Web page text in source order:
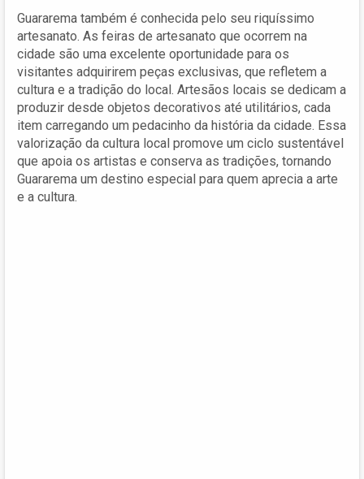
Guararema também é conhecida pelo seu riquíssimo
artesanato. As feiras de artesanato que ocorrem na
cidade são uma excelente oportunidade para os
visitantes adquirirem peças exclusivas, que refletem a
cultura e a tradição do local. Artesãos locais se dedicam a
produzir desde objetos decorativos até utilitários, cada
item carregando um pedacinho da história da cidade. Essa
valorização da cultura local promove um ciclo sustentável
que apoia os artistas e conserva as tradições, tornando
Guararema um destino especial para quem aprecia a arte
e a cultura.